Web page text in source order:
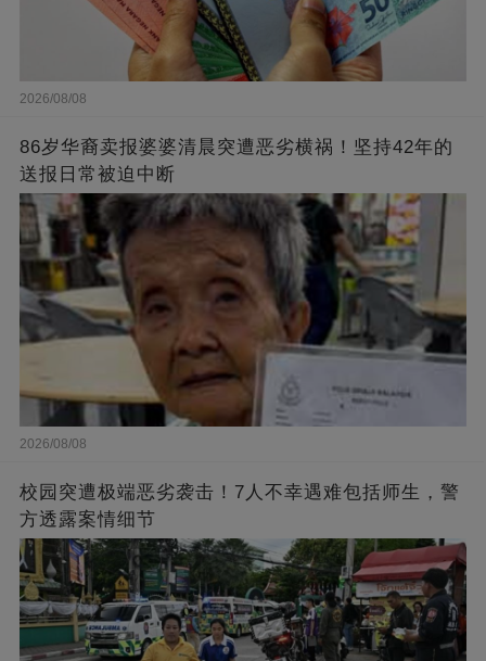
2026/08/08
86岁华裔卖报婆婆清晨突遭恶劣横祸！坚持42年的
送报日常被迫中断
2026/08/08
校园突遭极端恶劣袭击！7人不幸遇难包括师生，警
方透露案情细节